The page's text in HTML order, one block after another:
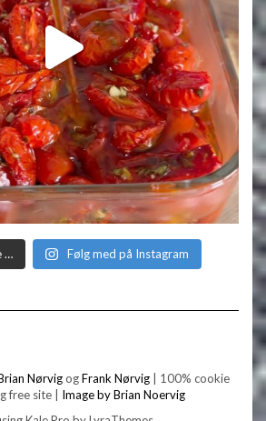
… Følg med på Instagram
NørvigogFrank Nørvig | 100% cookie
free site | Image by Brian Noervig